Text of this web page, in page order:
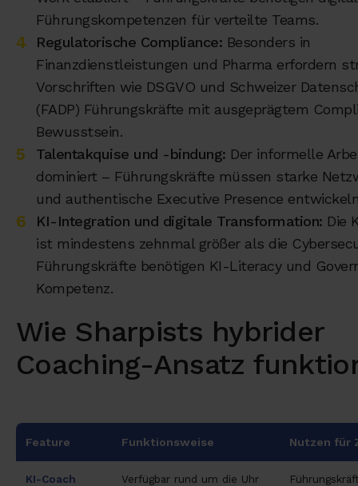
Führungskompetenzen für verteilte Teams.
Regulatorische Compliance: Besonders in
Finanzdienstleistungen und Pharma erfordern
Vorschriften wie DSGVO und Schweizer
(FADP) Führungskräfte mit ausgeprägtem
Bewusstsein.
Talentakquise und -bindung: Der informelle
dominiert – Führungskräfte müssen starke
und authentische Executive Presence
KI-Integration und digitale Transformation: Die
ist mindestens zehnmal größer als die
Führungskräfte benötigen KI-Literacy und
Kompetenz.
Wie Sharpists hybrider
Coaching-Ansatz
Feature Funktionsweise Nutzen für
KI-Coach
Verfügbar rund um die Uhr